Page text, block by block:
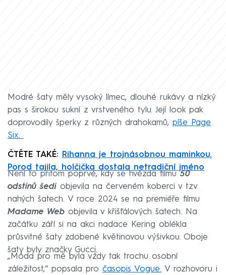
Modré šaty měly vysoký límec, dlouhé rukávy a nízký
pas s širokou sukní z vrstveného tylu. Její look pak
doprovodily šperky z různých drahokamů, píše Page
Six.
ČTĚTE TAKÉ:
Rihanna je trojnásobnou maminkou.
Porod tajila, holčička dostala netradiční jméno
Není to přitom poprvé, kdy se hvězda filmu50
odstínů šedi objevila na červeném koberci v tzv.
nahých šatech. V roce 2024 se na premiéře filmu
Madame Web objevila v křišťálových šatech. Na
začátku září si na akci nadace Kering oblékla
průsvitné šaty zdobené květinovou výšivkou. Oboje
šaty byly značky Gucci.
„Móda pro mě byla vždy tak trochu osobní
záležitost,“ popsala pro časopis Vogue. V rozhovoru i